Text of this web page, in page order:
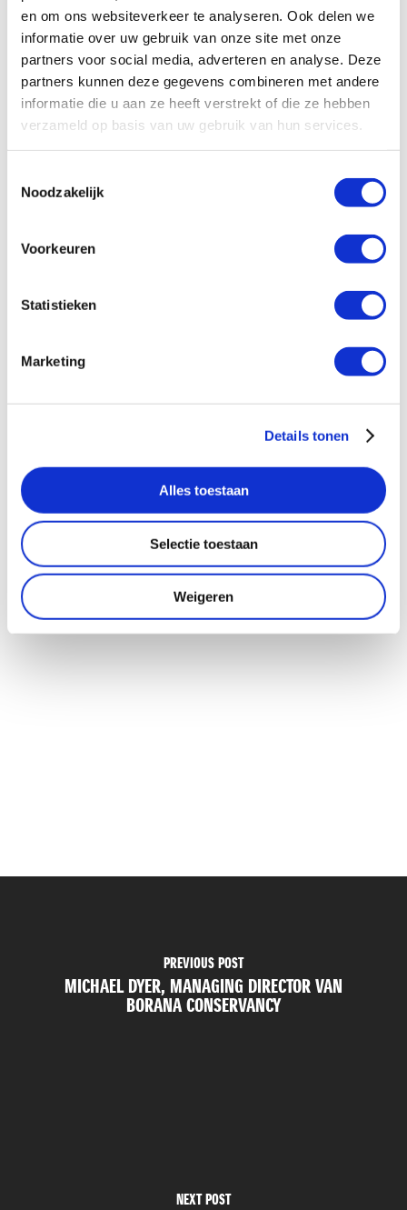
en om ons websiteverkeer te analyseren. Ook delen we
informatie over uw gebruik van onze site met onze
partners voor social media, adverteren en analyse. Deze
partners kunnen deze gegevens combineren met andere
informatie die u aan ze heeft verstrekt of die ze hebben
verzameld op basis van uw gebruik van hun services.
Noodzakelijk
Voorkeuren
Statistieken
Marketing
Details tonen
Alles toestaan
Selectie toestaan
Weigeren
ALLES OVER HET KORA
NATIONAL PARK
PREVIOUS POST
MICHAEL DYER, MANAGING DIRECTOR VAN
BORANA CONSERVANCY
NEXT POST